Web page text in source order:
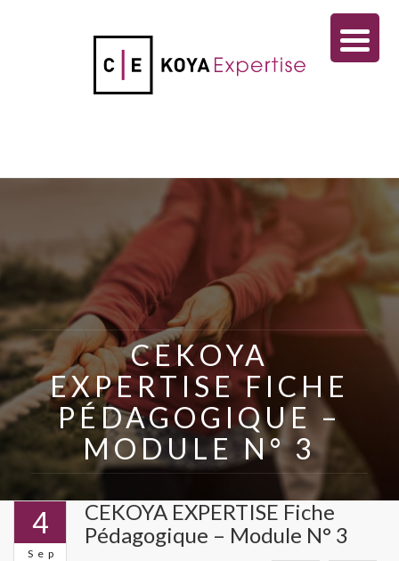
CEKOYA
EXPERTISE FICHE
PÉDAGOGIQUE –
MODULE N° 3
4
Sep
CEKOYA EXPERTISE Fiche
Pédagogique – Module N° 3